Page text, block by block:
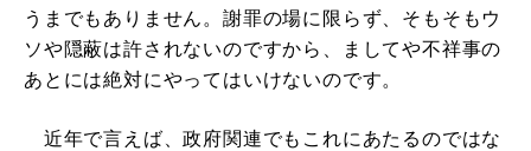
うまでもありません。謝罪の場に限らず、そもそもウ
ソや隠蔽は許されないのですから、ましてや不祥事の
あとには絶対にやってはいけないのです。
近年で言えば、政府関連でもこれにあたるのではな